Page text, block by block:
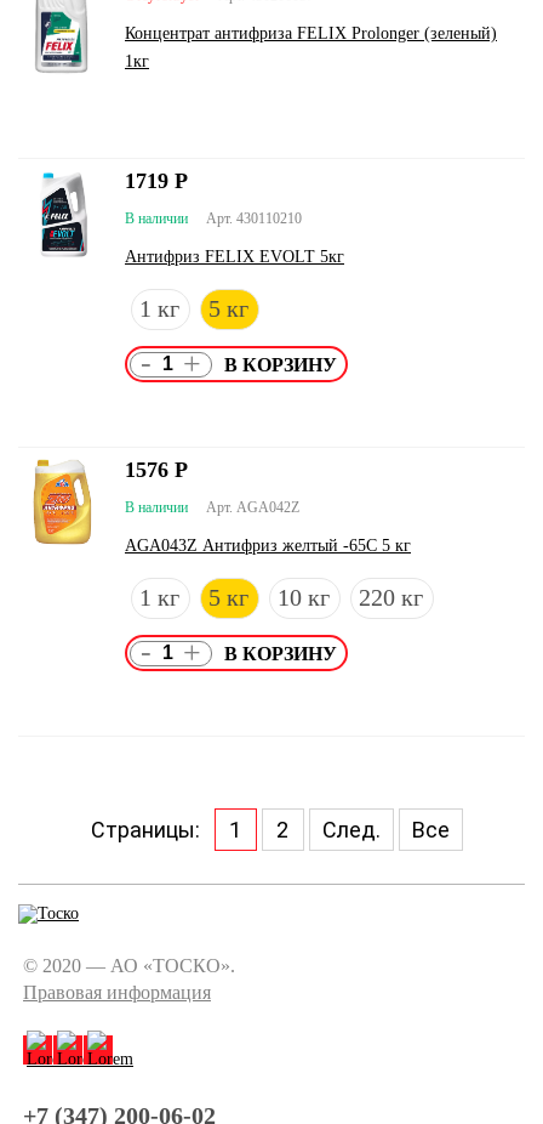
Концентрат антифриза FELIX Prolonger (зеленый)
1кг
Арт. 430110210
В наличии
Антифриз FELIX EVOLT 5кг
1 кг 5 кг
1719 Р
- +
Арт. AGA042Z
В наличии
AGA043Z Антифриз желтый -65С 5 кг
1 кг 5 кг 10 кг 220 кг
1576 Р
- +
Страницы: 1 2 След. Все
© 2020 — АО «ТОСКО».
Правовая информация
+7 (347) 200-06-02